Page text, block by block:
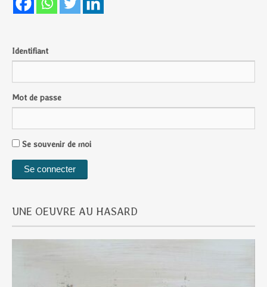
Identifiant
Mot de passe
Se souvenir de moi
UNE OEUVRE AU HASARD